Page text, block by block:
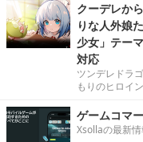
クーデレか
りな人外娘
少女」テー
対応
ツンデレドラ
もりのヒロイ
ゲームコマ
Xsollaの最新情